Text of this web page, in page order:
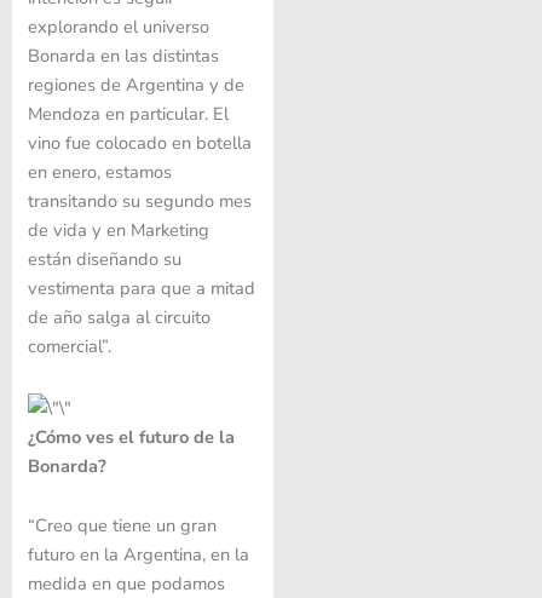
explorando el universo
Bonarda en las distintas
regiones de Argentina y de
Mendoza en particular. El
vino fue colocado en botella
en enero, estamos
transitando su segundo mes
de vida y en Marketing
están diseñando su
vestimenta para que a mitad
de año salga al circuito
comercial”.
¿Cómo ves el futuro de la
Bonarda?
“Creo que tiene un gran
futuro en la Argentina, en la
medida en que podamos